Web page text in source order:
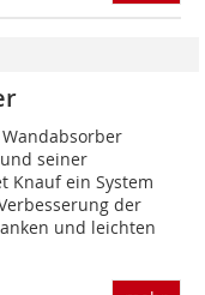
seiner
Knauf ein System
der
und leichten